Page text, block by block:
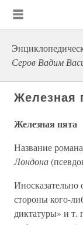
Серов Вадим
Железная
Железная пята
Название
Лондона
стороны кого-
диктатуры» и т.